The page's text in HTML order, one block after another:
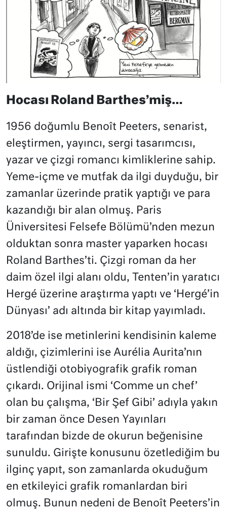
Hocası Roland Barthes’miş…
1956 doğumlu Benoît Peeters, senarist,
eleştirmen, yayıncı, sergi tasarımcısı,
yazar ve çizgi romancı kimliklerine sahip.
Yeme-içme ve mutfak da ilgi duyduğu, bir
zamanlar üzerinde pratik yaptığı ve para
kazandığı bir alan olmuş. Paris
Üniversitesi Felsefe Bölümü’nden mezun
olduktan sonra master yaparken hocası
Roland Barthes’ti. Çizgi roman da her
daim özel ilgi alanı oldu, Tenten’in yaratıcı
Hergé üzerine araştırma yaptı ve ‘Hergé’in
Dünyası’ adı altında bir kitap yayımladı.
2018’de ise metinlerini kendisinin kaleme
aldığı, çizimlerini ise Auré lia Aurita’nın
üstlendiği otobiyografik grafik roman
çıkardı. Orijinal ismi ‘Comme un chef’
olan bu çalışma, ‘Bir Şef Gibi’ adıyla yakın
bir zaman önce Desen Yayınları
tarafından bizde de okurun beğenisine
sunuldu. Girişte konusunu özetlediğim bu
ilginç yapıt, son zamanlarda okuduğum
en etkileyici grafik romanlardan biri
olmuş. Bunun nedeni de Benoît Peeters’in